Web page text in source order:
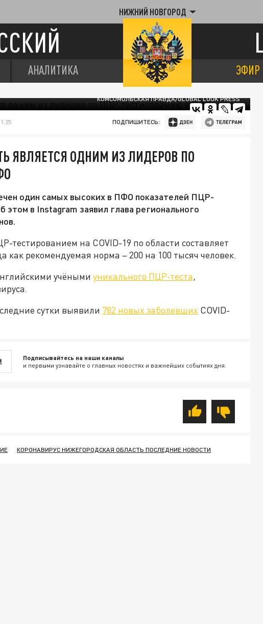
НИЖНИЙ НОВГОРОД
АНАЛИТИКА ЭФИР
КОМСОМОЛЬСКАЯ ПРАВДА/GLOBAL LOOK PRESS
ПОДПИШИТЕСЬ:
ЯВЛЯЕТСЯ ОДНИМ ИЗ ЛИДЕРОВ ПО
один самых высоких в ПФО показателей ПЦР-
этом в Instagram заявил глава регионального
тестированием на COVID-19 по области составляет
как рекомендуемая норма – 200 на 100 тысяч человек.
учёными уникального ПЦР-теста,
сутки выявили 782 новых заболевших COVID-
Подписывайтесь на наши каналы
и первыми узнавайте о главных новостях и важнейших событиях дня.
КОРОНАВИРУС НИЖЕГОРОДСКАЯ ОБЛАСТЬ ПОСЛЕДНИЕ НОВОСТИ